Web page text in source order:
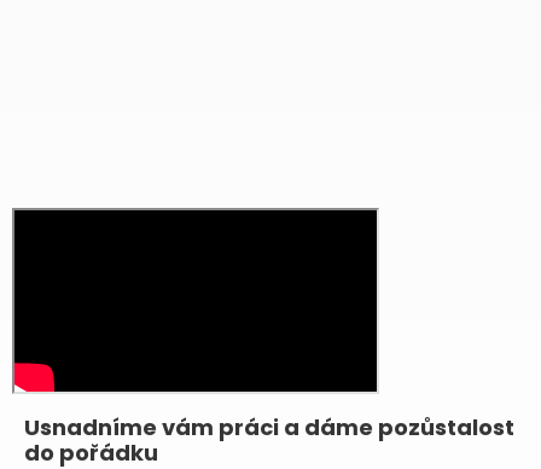
Usnadníme vám práci a dáme pozůstalost
do pořádku